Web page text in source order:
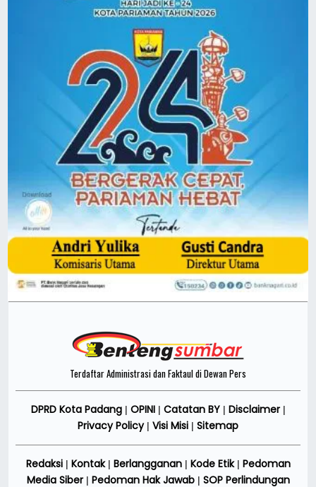
Terdaftar Administrasi dan Faktaul di Dewan Pers
DPRD Kota Padang| OPINI| Catatan BY| Disclaimer|
Privacy Policy| Visi Misi | Sitemap
Redaksi| Kontak| Berlangganan| Kode Etik| Pedoman
Media Siber| Pedoman Hak Jawab| SOP Perlindungan